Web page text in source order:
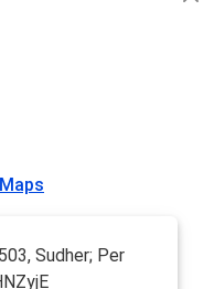
Sudher; Per